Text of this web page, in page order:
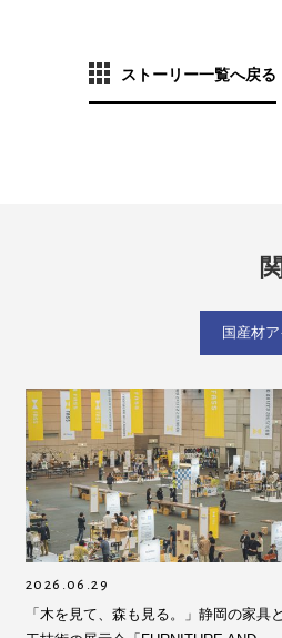
ストーリー一覧へ戻る
国産材
2026.06.29
「木を見て、森も見る。」静岡の家具